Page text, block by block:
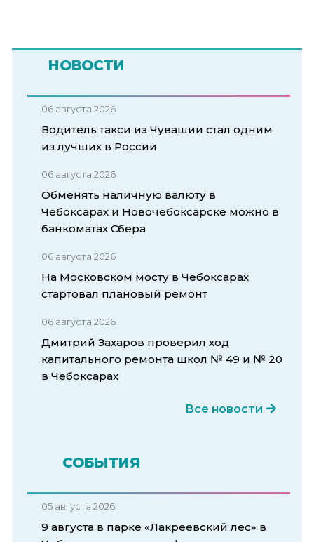
НОВОСТИ
06 августа 2026
Водитель такси из Чувашии стал одним
из лучших в России
06 августа 2026
Обменять наличную валюту в
Чебоксарах и Новочебоксарске можно в
банкоматах Сбера
06 августа 2026
На Московском мосту в Чебоксарах
стартовал плановый ремонт
06 августа 2026
Дмитрий Захаров проверил ход
капитального ремонта школ № 49 и № 20
в Чебоксарах
Все новости
СОБЫТИЯ
05 августа 2026
9 августа в парке «Лакреевский лес» в